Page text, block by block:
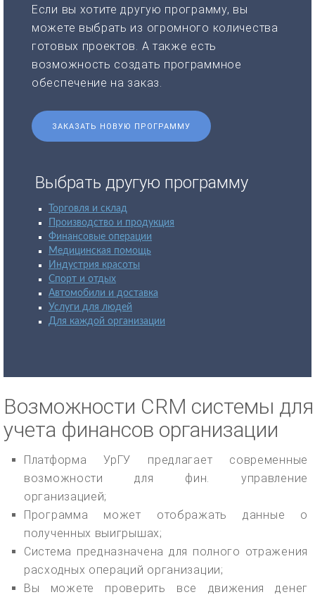
Если вы хотите другую программу, вы
можете выбрать из огромного количества
готовых проектов. А также есть
возможность создать программное
обеспечение на заказ.
ЗАКАЗАТЬ НОВУЮ ПРОГРАММУ
Выбрать другую программу
Торговля и склад
Производство и продукция
Финансовые операции
Медицинская помощь
Индустрия красоты
Спорт и отдых
Автомобили и доставка
Услуги для людей
Для каждой организации
Возможности CRM системы для
учета финансов организации
Платформа УрГУ предлагает современные
возможности для фин. управление
организацией;
Программа может отображать данные о
полученных выигрышах;
Система предназначена для полного отражения
расходных операций организации;
Вы можете проверить все движения денег